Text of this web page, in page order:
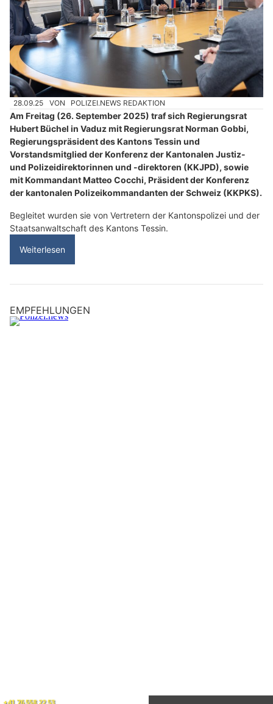
28.09.25 VON POLIZEI.NEWS REDAKTION
Am Freitag (26. September 2025) traf sich Regierungsrat
Hubert Büchel in Vaduz mit Regierungsrat Norman Gobbi,
Regierungspräsident des Kantons Tessin und
Vorstandsmitglied der Konferenz der Kantonalen Justiz-
und Polizeidirektorinnen und -direktoren (KKJPD), sowie
mit Kommandant Matteo Cocchi, Präsident der Konferenz
der kantonalen Polizeikommandanten der Schweiz (KKPKS).
Begleitet wurden sie von Vertretern der Kantonspolizei und der
Staatsanwaltschaft des Kantons Tessin.
Weiterlesen
EMPFEHLUNGEN